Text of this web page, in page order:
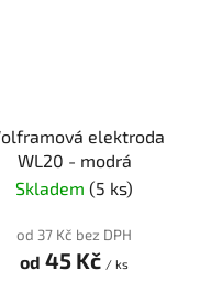
elektroda
WL20 - modrá
Skladem (5 ks)
od 37 Kč bez DPH
od 45 Kč / ks